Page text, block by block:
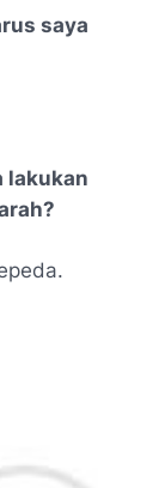
saya
lakukan